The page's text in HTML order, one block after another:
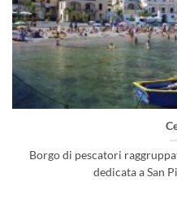
Borgo di pescatori
dedicata a San